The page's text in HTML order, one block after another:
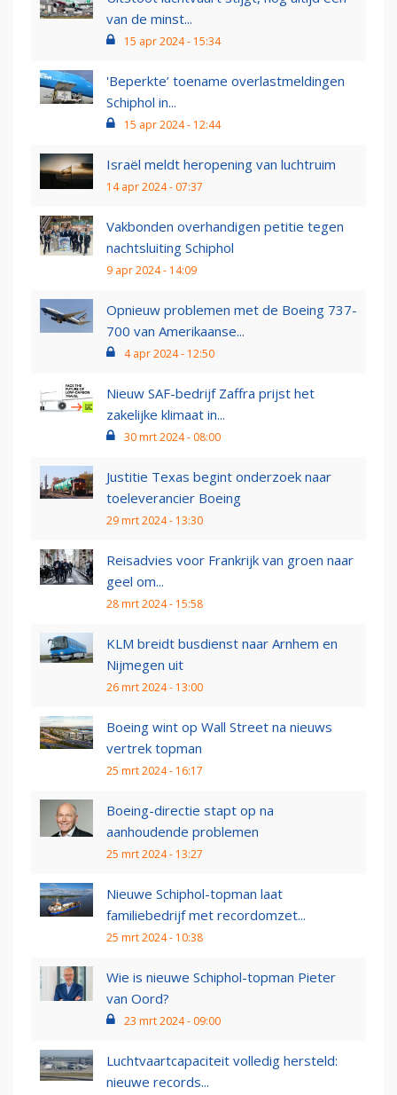
van de minst...
15 apr 2024 - 15:34
'Beperkte’ toename overlastmeldingen
Schiphol in...
15 apr 2024 - 12:44
Israël meldt heropening van luchtruim
14 apr 2024 - 07:37
Vakbonden overhandigen petitie tegen
nachtsluiting Schiphol
9 apr 2024 - 14:09
Opnieuw problemen met de Boeing 737-
700 van Amerikaanse...
4 apr 2024 - 12:50
Nieuw SAF-bedrijf Zaffra prijst het
zakelijke klimaat in...
30 mrt 2024 - 08:00
Justitie Texas begint onderzoek naar
toeleverancier Boeing
29 mrt 2024 - 13:30
Reisadvies voor Frankrijk van groen naar
geel om...
28 mrt 2024 - 15:58
KLM breidt busdienst naar Arnhem en
Nijmegen uit
26 mrt 2024 - 13:00
Boeing wint op Wall Street na nieuws
vertrek topman
25 mrt 2024 - 16:17
Boeing-directie stapt op na
aanhoudende problemen
25 mrt 2024 - 13:27
Nieuwe Schiphol-topman laat
familiebedrijf met recordomzet...
25 mrt 2024 - 10:38
Wie is nieuwe Schiphol-topman Pieter
van Oord?
23 mrt 2024 - 09:00
Luchtvaartcapaciteit volledig hersteld:
nieuwe records...